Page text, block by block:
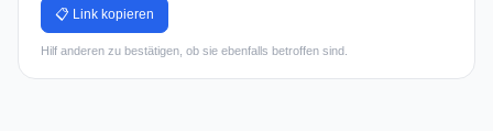
📋 Link kopieren
Hilf anderen zu bestätigen, ob sie ebenfalls betroffen sind.